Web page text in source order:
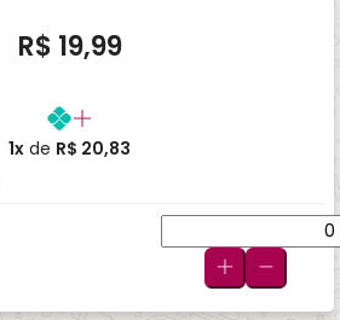
R$ 19,99
1xde R$ 20,83